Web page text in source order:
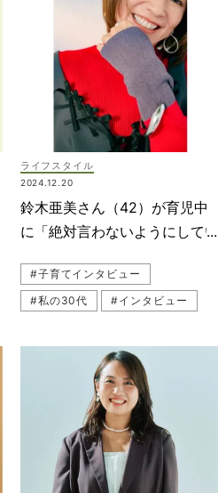
ライフスタイル
2024.12.20
鈴木亜美さん（42）が育児中
に「絶対言わないようにしてい
#子育てインタビュー
#私の30代
#インタビュー